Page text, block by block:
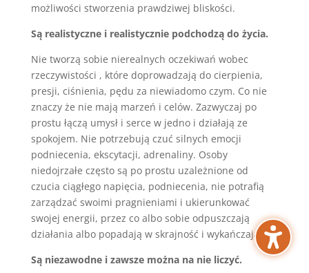
możliwości stworzenia prawdziwej bliskości.
Są realistyczne i realistycznie podchodzą do życia.
Nie tworzą sobie nierealnych oczekiwań wobec
rzeczywistości , które doprowadzają do cierpienia,
presji, ciśnienia, pędu za niewiadomo czym. Co nie
znaczy że nie mają marzeń i celów. Zazwyczaj po
prostu łączą umysł i serce w jedno i działają ze
spokojem. Nie potrzebują czuć silnych emocji
podniecenia, ekscytacji, adrenaliny. Osoby
niedojrzałe często są po prostu uzależnione od
czucia ciągłego napięcia, podniecenia, nie potrafią
zarządzać swoimi pragnieniami i ukierunkować
swojej energii, przez co albo sobie odpuszczają
działania albo popadają w skrajność i wykańczają się.
Są niezawodne i zawsze można na nie liczyć.